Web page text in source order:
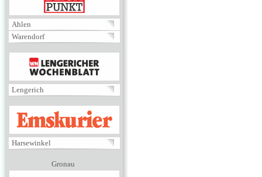
Ahlen
Warendorf
MENÜ
Lengerich
EMSKURIER
Harsewinkel
Gronau